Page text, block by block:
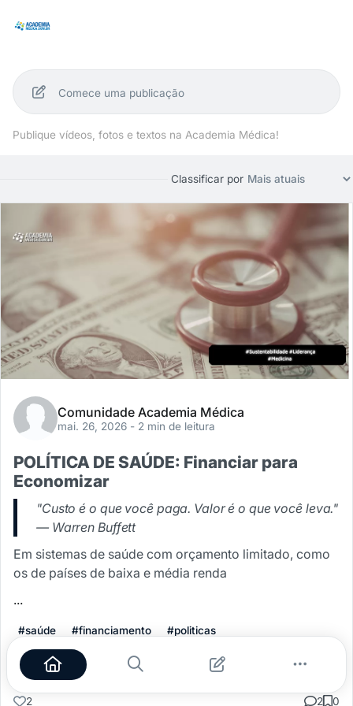
Comece uma publicação
Publique vídeos, fotos e textos na Academia Médica!
Classificar por
Comunidade Academia Médica
mai. 26, 2026 - 2 min de leitura
POLÍTICA DE SAÚDE: Financiar para
Economizar
"Custo é o que você paga. Valor é o que você leva."
— Warren Buffett
Em sistemas de saúde com orçamento limitado, como
os de países de baixa e média renda
...
#saúde #financiamento #politicas
Leia mais
2 2 0